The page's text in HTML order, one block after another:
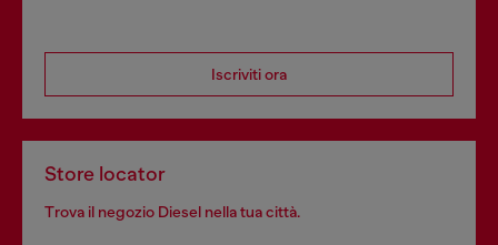
Iscriviti ora
Store locator
Trova il negozio Diesel nella tua città.